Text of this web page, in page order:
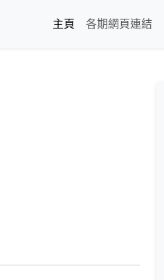
主頁
各期網頁連結